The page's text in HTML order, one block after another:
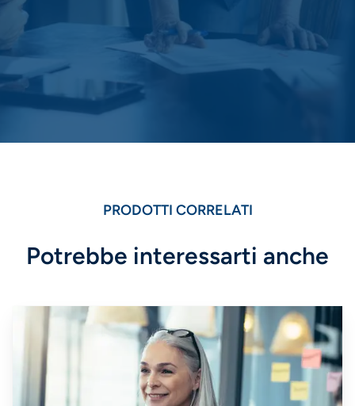
PRODOTTI CORRELATI
Potrebbe interessarti anche